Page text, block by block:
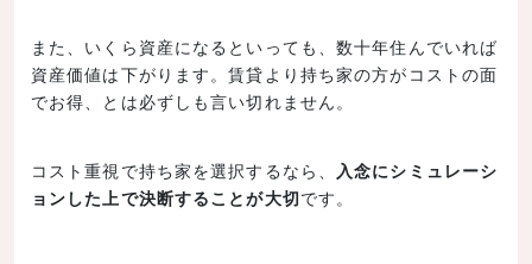
また、いくら資産になるといっても、数十年住んでいれば
資産価値は下がります。賃貸より持ち家の方がコストの面
でお得、とは必ずしも言い切れません。
コスト重視で持ち家を選択するなら、 入念にシミュレーシ
ョンした上で決断することが大切です。